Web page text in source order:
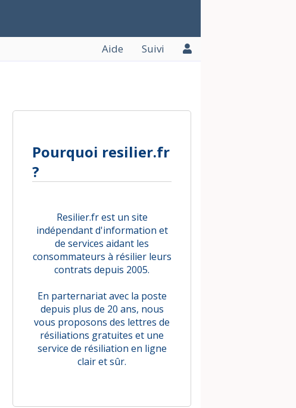
Suivi
Aide
Pourquoi resilier.fr
?
Resilier.fr est un site
indépendant d'information et
de services aidant les
consommateurs à résilier leurs
contrats depuis 2005.
En parternariat avec la poste
depuis plus de 20 ans, nous
vous proposons des lettres de
résiliations gratuites et une
service de résiliation en ligne
clair et sûr.